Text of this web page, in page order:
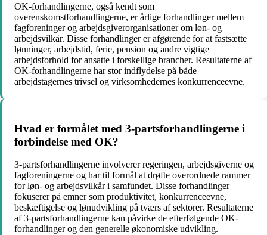
OK-forhandlingerne, også kendt som
overenskomstforhandlingerne, er årlige forhandlinger mellem
fagforeninger og arbejdsgiverorganisationer om løn- og
arbejdsvilkår. Disse forhandlinger er afgørende for at fastsætte
lønninger, arbejdstid, ferie, pension og andre vigtige
arbejdsforhold for ansatte i forskellige brancher. Resultaterne af
OK-forhandlingerne har stor indflydelse på både
arbejdstagernes trivsel og virksomhedernes konkurrenceevne.
Hvad er formålet med 3-partsforhandlingerne i
forbindelse med OK?
3-partsforhandlingerne involverer regeringen, arbejdsgiverne og
fagforeningerne og har til formål at drøfte overordnede rammer
for løn- og arbejdsvilkår i samfundet. Disse forhandlinger
fokuserer på emner som produktivitet, konkurrenceevne,
beskæftigelse og lønudvikling på tværs af sektorer. Resultaterne
af 3-partsforhandlingerne kan påvirke de efterfølgende OK-
forhandlinger og den generelle økonomiske udvikling.